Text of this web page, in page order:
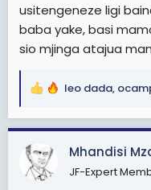
usitengeneze ligi
baba yake, basi
sio mjinga atajua
R
a
c
t
i
leo dada,
Mhandisi
JF-Expert